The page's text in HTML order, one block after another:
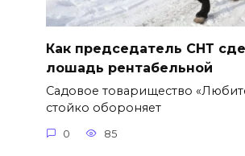
Как председатель СНТ
лошадь рентабельной
Садовое товарищество
стойко обороняет
0 85